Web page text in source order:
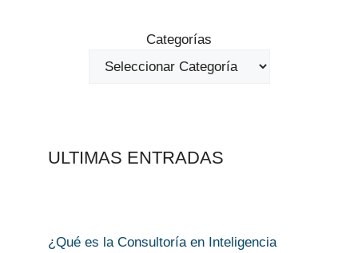
Categorías
ULTIMAS ENTRADAS
¿Qué es la Consultoría en Inteligencia